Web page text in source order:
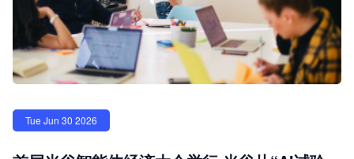
Tue Jun 30 2026